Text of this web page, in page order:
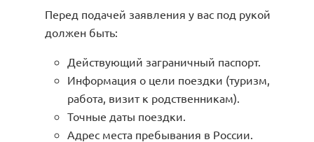
Перед подачей заявления у вас под рукой
должен быть:
Действующий заграничный паспорт.
Информация о цели поездки (туризм,
работа, визит к родственникам).
Точные даты поездки.
Адрес места пребывания в России.